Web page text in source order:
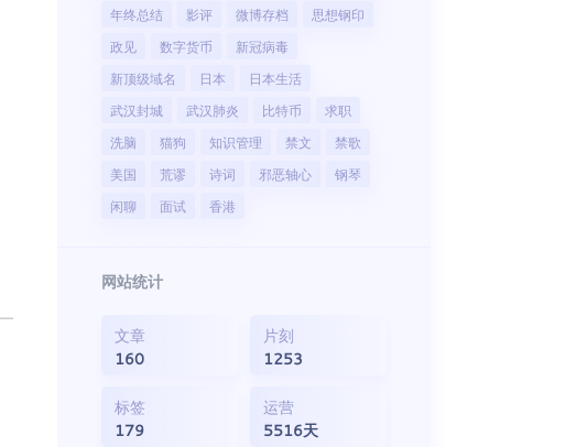
年终总结
影评 微博存档
思想钢印
政见
数字货币
新冠病毒
新顶级域名
日本
日本生活
武汉封城
武汉肺炎 比特币
求职
洗脑
猫狗 知识管理 禁文
禁歌
美国
荒谬 诗词 邪恶轴心
钢琴
闲聊
面试 香港
网站统计
文章
160
片刻
1253
标签
179
运营
5516天